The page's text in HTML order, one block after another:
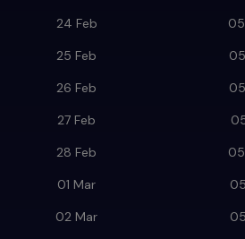
24 Feb
25 Feb
26 Feb
27 Feb
28 Feb
01 Mar
02 Mar